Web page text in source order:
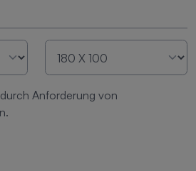
Anforderung von